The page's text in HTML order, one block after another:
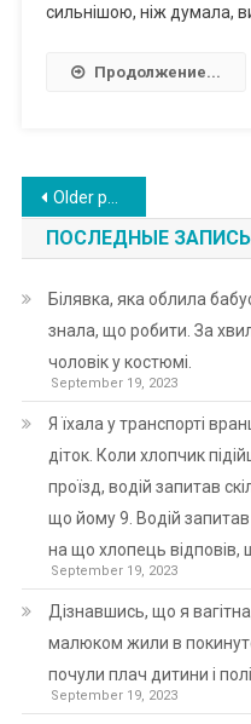
сильнішою, ніж думала,
Продолжение...
Posts
navigation
Older posts
ПОСЛЕДНЫЕ
Білявка, яка облила
знала, що робити. За
чоловік у костюмі.
September 19, 2023
Я їхала у транспорті
діток. Коли хлопчик
проїзд, водій запитав
що йому 9. Водій запитав
на що хлопець відповів,
September 19, 2023
Дізнавшись, що я
малюком жили в
почули плач дитини і
September 19, 2023